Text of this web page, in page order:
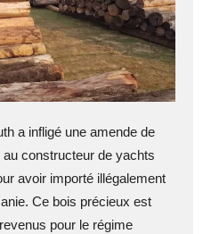
a infligé une amende de
constructeur de yachts
avoir importé illégalement
Ce bois précieux est
pour le régime